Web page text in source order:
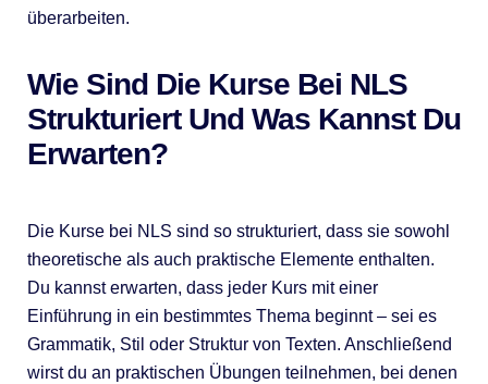
überarbeiten.
Wie Sind Die Kurse Bei NLS
Strukturiert Und Was Kannst Du
Erwarten?
Die Kurse bei NLS sind so strukturiert, dass sie sowohl
theoretische als auch praktische Elemente enthalten.
Du kannst erwarten, dass jeder Kurs mit einer
Einführung in ein bestimmtes Thema beginnt – sei es
Grammatik, Stil oder Struktur von Texten. Anschließend
wirst du an praktischen Übungen teilnehmen, bei denen